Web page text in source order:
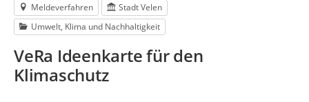
Meldeverfahren
Stadt Velen
Umwelt, Klima und Nachhaltigkeit
VeRa Ideenkarte für den
Klimaschutz